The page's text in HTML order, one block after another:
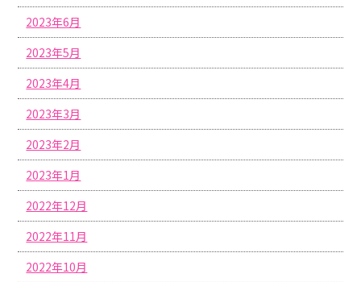
2023年6月
2023年5月
2023年4月
2023年3月
2023年2月
2023年1月
2022年12月
2022年11月
2022年10月